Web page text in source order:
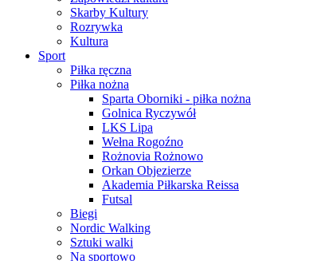
Skarby Kultury
Rozrywka
Kultura
Sport
Piłka ręczna
Piłka nożna
Sparta Oborniki - piłka nożna
Golnica Ryczywół
LKS Lipa
Wełna Rogoźno
Rożnovia Rożnowo
Orkan Objezierze
Akademia Piłkarska Reissa
Futsal
Biegi
Nordic Walking
Sztuki walki
Na sportowo